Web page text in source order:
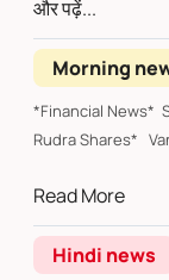
और पढ़ें...
Morning
*Financial News*
Rudra Shares*
Read More
Hindi news